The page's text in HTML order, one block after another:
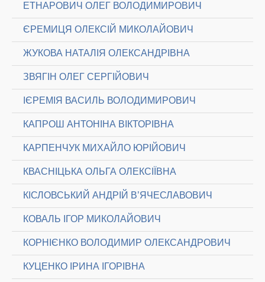
ЕТНАРОВИЧ ОЛЕГ ВОЛОДИМИРОВИЧ
ЄРЕМИЦЯ ОЛЕКСІЙ МИКОЛАЙОВИЧ
ЖУКОВА НАТАЛІЯ ОЛЕКСАНДРІВНА
ЗВЯГІН ОЛЕГ СЕРГІЙОВИЧ
ІЄРЕМІЯ ВАСИЛЬ ВОЛОДИМИРОВИЧ
КАПРОШ АНТОНІНА ВІКТОРІВНА
КАРПЕНЧУК МИХАЙЛО ЮРІЙОВИЧ
КВАСНІЦЬКА ОЛЬГА ОЛЕКСІЇВНА
КІСЛОВСЬКИЙ АНДРІЙ В’ЯЧЕСЛАВОВИЧ
КОВАЛЬ ІГОР МИКОЛАЙОВИЧ
КОРНІЄНКО ВОЛОДИМИР ОЛЕКСАНДРОВИЧ
КУЦЕНКО ІРИНА ІГОРІВНА